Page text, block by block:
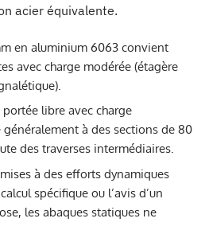
acier équivalente.
en aluminium 6063 convient
avec charge modérée (étagère
libre avec charge
à des sections de 80
des traverses intermédiaires.
à des efforts dynamiques
spécifique ou l’avis d’un
les abaques statiques ne